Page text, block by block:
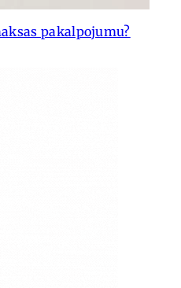
pakalpojumu?